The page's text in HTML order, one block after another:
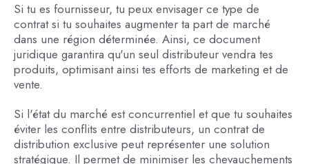
Si tu es fournisseur, tu peux envisager ce type de
contrat si tu souhaites augmenter ta part de marché
dans une région déterminée. Ainsi, ce document
juridique garantira qu'un seul distributeur vendra tes
produits, optimisant ainsi tes efforts de marketing et de
vente.
Si l'état du marché est concurrentiel et que tu souhaites
éviter les conflits entre distributeurs, un contrat de
distribution exclusive peut représenter une solution
stratégique. Il permet de minimiser les chevauchements